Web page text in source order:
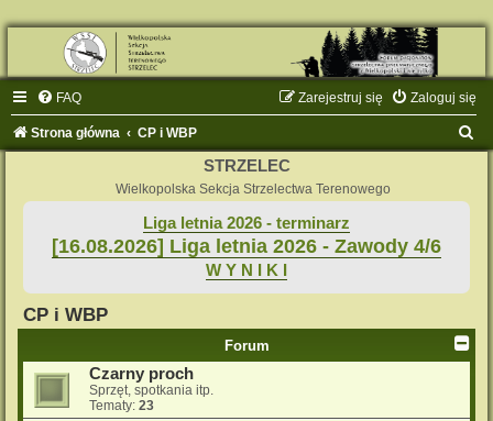
FAQ Zaloguj się
Zarejestruj się
Strona główna CP i WBP
STRZELEC
Wielkopolska Sekcja Strzelectwa Terenowego
Liga letnia 2026 - terminarz
[16.08.2026] Liga letnia 2026 - Zawody 4/6
W Y N I K I
CP i WBP
Forum
Czarny proch
Sprzęt, spotkania itp.
Tematy: 23